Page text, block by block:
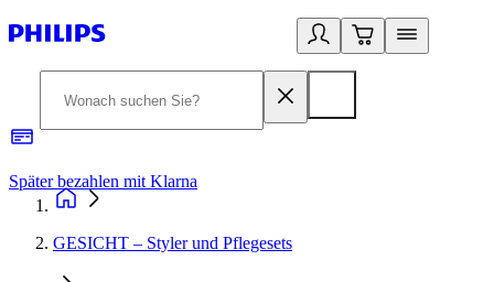
Später bezahlen mit Klarna
GESICHT – Styler und Pflegesets